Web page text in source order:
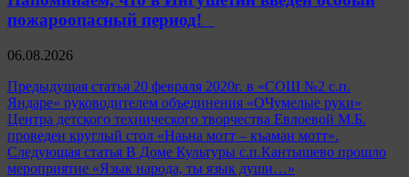
пожароопасный период!⁣⁣⠀
06.08.2026
Навигация
по
записям
Предыдущая статья 20 февраля 2020г. в «СОШ №2 с.п.
Яндаре» руководителем объединения «ОЧумелые руки»
Центра детского технического творчества Евлоевой М.Б.
проведен круглый стол «Наьна мотт – къаман мотт».
Следующая статья В Доме Культуры с.п.Кантышево прошло
мероприятие «Язык народа, ты язык души…»